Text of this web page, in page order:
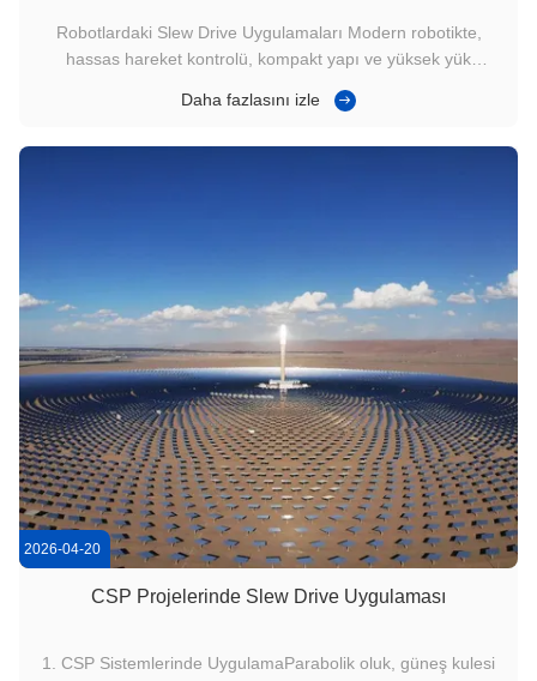
Robotlardaki Slew Drive Uygulamaları Modern robotikte,
hassas hareket kontrolü, kompakt yapı ve yüksek yük
sistemlerinde bir çekirdek döner çözüm olarak yaygın olarak
Daha fazlasını izle
2026-04-20
CSP Projelerinde Slew Drive Uygulaması
1. CSP Sistemlerinde UygulamaParabolik oluk, güneş kulesi